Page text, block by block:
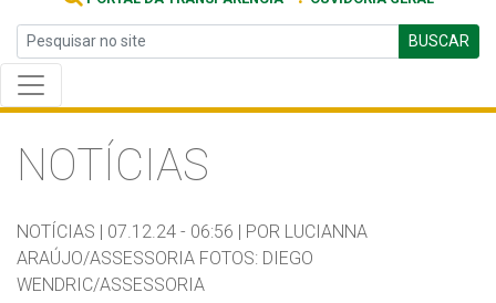
BUSCAR
NOTÍCIAS
NOTÍCIAS | 07.12.24 - 06:56 | POR LUCIANNA
ARAÚJO/ASSESSORIA FOTOS: DIEGO
WENDRIC/ASSESSORIA